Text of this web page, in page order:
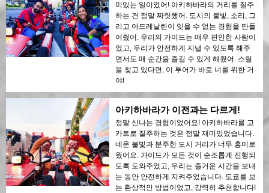
미있는 일이었어! 아키하바라의 거리를 질주
하는 건 정말 짜릿했어. 도시의 불빛, 소리, 그
리고 아드레날린이 잊을 수 없는 경험을 만들
어줬어. 우리의 가이드는 매우 편안한 사람이
었고, 우리가 안전하게 지낼 수 있도록 해주
면서도 매 순간을 즐길 수 있게 해줬어. 스릴
을 찾고 있다면, 이 투어가 바로 너를 위한 거
야!
아키하바라가 이전과는 다르게!
정말 신나는 경험이었어요! 아키하바라를 고
카트로 질주하는 것은 정말 재미있었습니다.
네온 불빛과 분주한 도시 거리가 너무 흥미로
웠어요. 가이드가 모든 것이 순조롭게 진행되
도록 도와주었고, 우리는 즐거운 시간을 보내
는 동안 안전하게 지켜주었습니다. 도쿄를 보
는 환상적인 방법이었고, 강력히 추천합니다!